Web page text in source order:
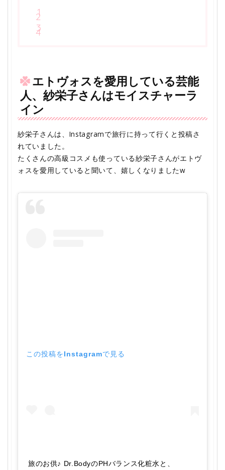
エトヴォスを愛用している芸能
人、紗栄子さんはモイスチャーラ
イン
紗栄子さんは、Instagramで旅行に持って行くと投稿さ
れていました。
たくさんの高級コスメも使っている紗栄子さんがエトヴ
ォスを愛用していると聞いて、嬉しくなりましたw
この投稿をInstagramで見る
旅のお供♪ Dr.BodyのPHバランス化粧水と、